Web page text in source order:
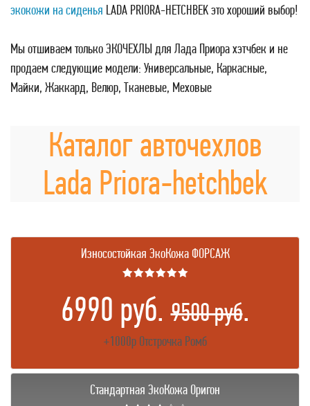
экокожи на сиденья LADA PRIORA-HETCHBEK это хороший выбор!
Мы отшиваем только ЭКОЧЕХЛЫ для Лада Приора хэтчбек и не
продаем следующие модели: Универсальные, Каркасные,
Майки, Жаккард, Велюр, Тканевые, Меховые
Каталог авточехлов
Lada Priora-hetchbek
Износостойкая ЭкоКожа ФОРСАЖ
★★★★★★
6990 руб.9500 руб.
+1000р Отстрочка Ромб
Стандартная ЭкоКожа Оригон